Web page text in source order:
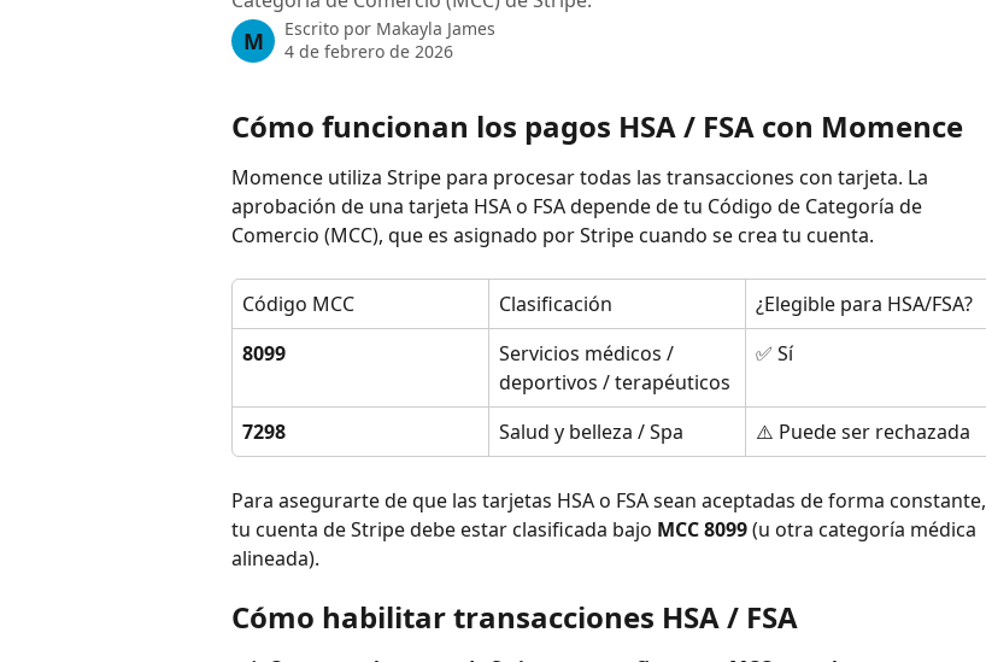
M Escrito por Makayla James
4 de febrero de 2026
Cómo funcionan los pagos HSA / FSA con Momence
Momence utiliza Stripe para procesar todas las transacciones con tarjeta. La
aprobación de una tarjeta HSA o FSA depende de tu Código de Categoría de
Comercio (MCC), que es asignado por Stripe cuando se crea tu cuenta.
Código MCC Clasificación
¿Elegible para HSA/FSA?
8099
Servicios médicos /
deportivos / terapéuticos
✅ Sí
7298 Salud y belleza / Spa ⚠️ Puede ser rechazada
Para asegurarte de que las tarjetas HSA o FSA sean aceptadas de forma constante,
tu cuenta de Stripe debe estar clasificada bajo MCC 8099 (u otra categoría médica
alineada).
Cómo habilitar transacciones HSA / FSA